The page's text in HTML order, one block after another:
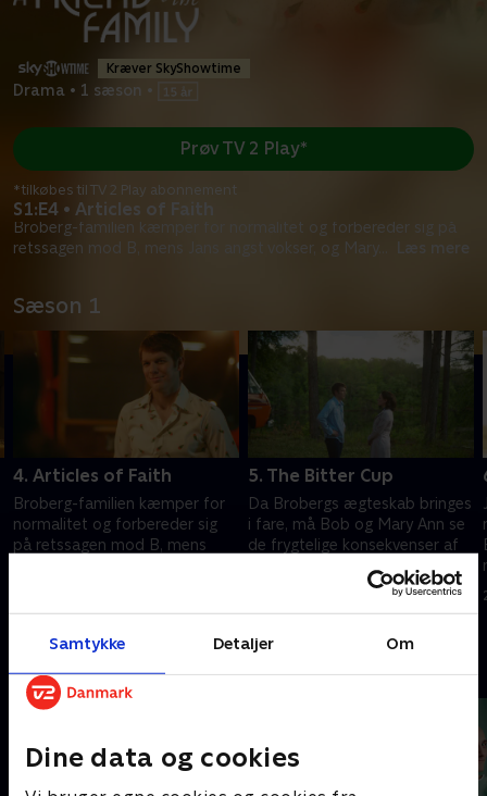
Samtykke Detaljer Om
Dine data og cookies
Kræver SkyShowtime
Drama • 1 sæson •
S1:E4 • Articles of Faith
Broberg-familien kæmper for normalitet og forbereder sig på
retssagen mod B, mens Jans angst vokser, og Mary... Læs mere
Prøv TV 2 Play*
*tilkøbes til TV 2 Play abonnement
Sæson 1
4. Articles of Faith
Broberg-familien kæmper for
normalitet og forbereder sig
på retssagen mod B, mens
5. The Bitter Cup
Da Brobergs ægteskab bringes
i fare, må Bob og Mary Ann se
de frygtelige konsekvenser af
styrker sin uhyggelige magt
18. november 2022 • 50 min
Andre så også